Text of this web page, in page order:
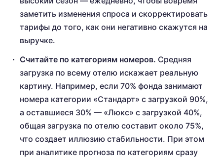
заметить изменения спроса и скорректировать
тарифы до того, как они негативно скажутся на
выручке.
Считайте по категориям номеров. Средняя
загрузка по всему отелю искажает реальную
картину. Например, если 70% фонда занимают
номера категории «Стандарт» с загрузкой 90%,
а оставшиеся 30% — «Люкс» с загрузкой 40%,
общая загрузка по отелю составит около 75%,
что создает иллюзию стабильности. При этом
при аналитике прогноза по категориям сразу